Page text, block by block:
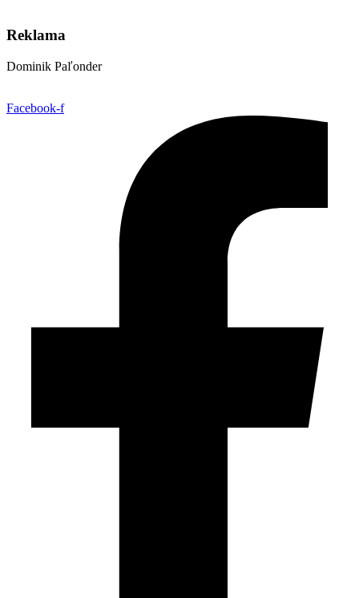
Reklama
Dominik Paľonder
Facebook-f